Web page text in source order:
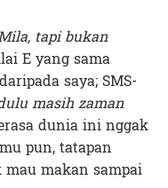
tapi bukan
E yang sama
saya; SMS-
masih zaman
dunia ini nggak
pun, tatapan
makan sampai